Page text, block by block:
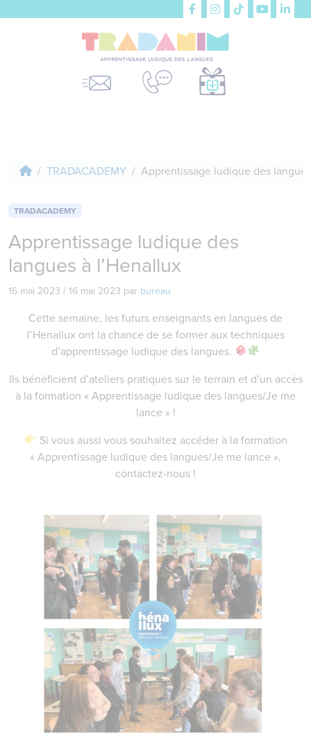
TRADACADEMY Apprentissage ludique des
TRADACADEMY
Apprentissage ludique des
langues à l’Henallux
16 mai 2023 / 16 mai 2023 par bureau
Cette semaine, les futurs enseignants en langues de
l’Henallux ont la chance de se former aux techniques
d’apprentissage ludique des langues.
Ils bénéficient d’ateliers pratiques sur le terrain et d’un accès
à la formation « Apprentissage ludique des langues/Je me
lance » !
Si vous aussi vous souhaitez accéder à la formation
« Apprentissage ludique des langues/Je me lance »,
contactez-nous !